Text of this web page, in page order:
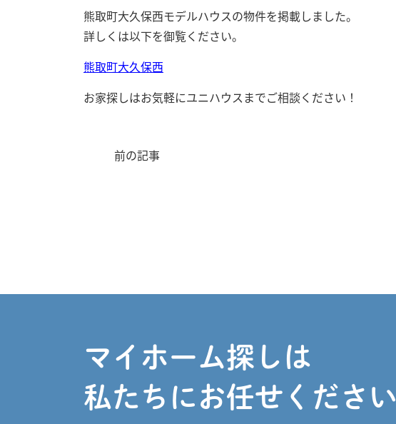
熊取町大久保西モデルハウスの物件を掲載しました。
詳しくは以下を御覧ください。
熊取町大久保西
お家探しはお気軽にユニハウスまでご相談ください！
前の記事
マイホーム探しは
私たちにお任せください